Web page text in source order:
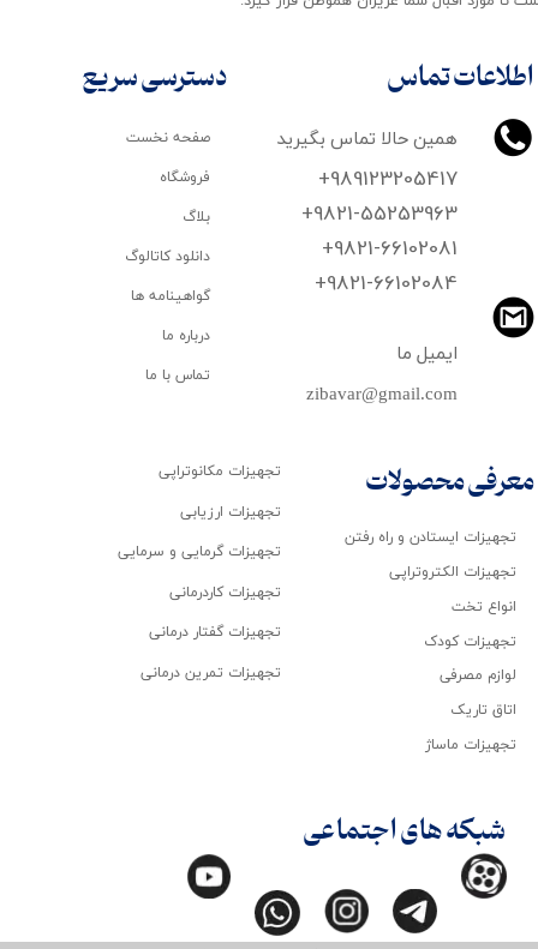
اطلاعات تماس
همین حالا تماس بگیرید
+989123205417
+9821-55253963
+9821-66102081
​​​​​​​+9821-66102084
zibavar@gmail.com
ایمیل ما
تجهیزات ایستادن و راه رفتن
تجهیزات الکتروتراپی
انواع تخت
تجهیزات کودک
لوازم مصرفی
اتاق تاریک
تجهیزات ماساژ
صفحه نخست
فروشگاه
بلاگ
دانلود کاتالوگ
گواهینامه ها
درباره ما
تماس با ما
تجهیزات مکانوتراپی
تجهیزات ارزیابی
تجهیزات گرمایی و سرمایی
تجهیزات کاردرمانی
تجهیزات گفتار درمانی
تجهیزات تمرین درمانی
دسترسی سریع
معرفی محصولات
شبکه های اجتماعی